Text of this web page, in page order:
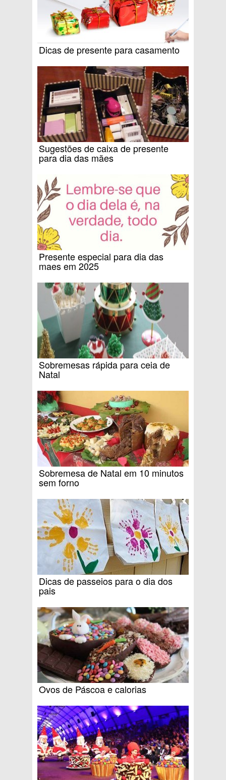
Dicas de presente para casamento
Sugestões de caixa de presente
para dia das mães
Presente especial para dia das
maes em 2025
Sobremesas rápida para ceia de
Natal
Sobremesa de Natal em 10 minutos
sem forno
Dicas de passeios para o dia dos
pais
Ovos de Páscoa e calorias